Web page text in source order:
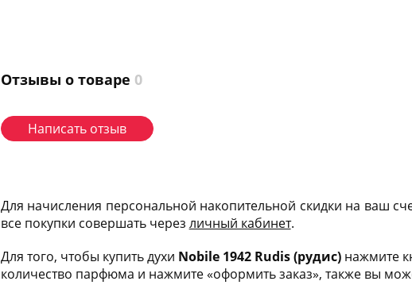
Отзывы о товаре 0
Написать отзыв
Для начисления персональной накопительной скидки на ваш
все покупки совершать через личный кабинет.
Для того, чтобы купить духи Nobile 1942 Rudis (рудис)нажмите
количество парфюма и нажмите «оформить заказ», также вы